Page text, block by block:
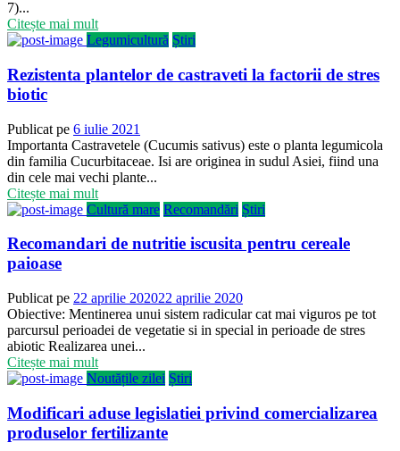
7)...
Citește mai mult
Legumicultură Știri
Rezistenta plantelor de castraveti la factorii de stres
biotic
Publicat pe 6 iulie 2021
Importanta Castravetele (Cucumis sativus) este o planta legumicola
din familia Cucurbitaceae. Isi are originea in sudul Asiei, fiind una
din cele mai vechi plante...
Citește mai mult
Cultură mare Recomandări Știri
Recomandari de nutritie iscusita pentru cereale
paioase
Publicat pe 22 aprilie 202022 aprilie 2020
Obiective: Mentinerea unui sistem radicular cat mai viguros pe tot
parcursul perioadei de vegetatie si in special in perioade de stres
abiotic Realizarea unei...
Citește mai mult
Noutățile zilei Știri
Modificari aduse legislatiei privind comercializarea
produselor fertilizante